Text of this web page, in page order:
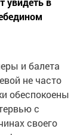
и балета
не часто
обеспокоены
с
своего